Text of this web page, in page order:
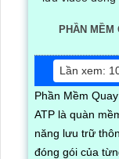
PHẦN MỀM
Lần xem:
Phần Mềm
ATP là quàn
năng lưu trữ
đóng gói của